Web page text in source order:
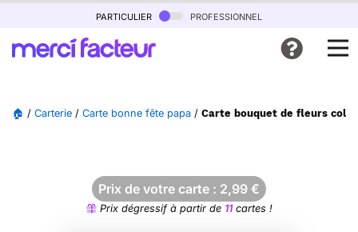
particulier professionnel
🏠 / Carterie / Carte bonne fête papa / Carte bouquet de fleurs
Prix de votre carte : 2,99 €
Prix dégressif à partir de 11cartes !